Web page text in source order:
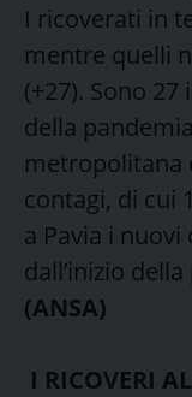
I ricoverati in
mentre quelli
(+27). Sono
della
metropolitana
contagi, di cui
a Pavia i
dall’inizio
(ANSA)
I RICOVERI